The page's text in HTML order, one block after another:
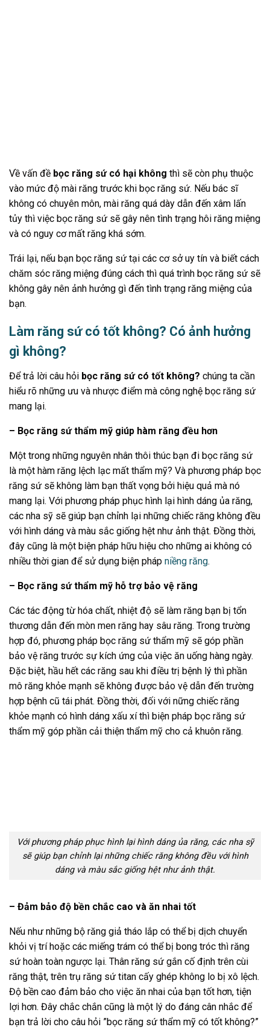
Về vấn đề bọc răng sứ có hại không thì sẽ còn phụ thuộc
vào mức độ mài răng trước khi bọc răng sứ. Nếu bác sĩ
không có chuyên môn, mài răng quá dày dẫn đến xâm lấn
tủy thì việc bọc răng sứ sẽ gây nên tình trạng hôi răng miệng
và có nguy cơ mất răng khá sớm.
Trái lại, nếu bạn bọc răng sứ tại các cơ sở uy tín và biết cách
chăm sóc răng miệng đúng cách thì quá trình bọc răng sứ sẽ
không gây nên ảnh hưởng gì đến tình trạng răng miệng của
bạn.
Làm răng sứ có tốt không? Có ảnh hưởng
gì không?
Để trả lời câu hỏi bọc răng sứ có tốt không? chúng ta cần
hiểu rõ những ưu và nhược điểm mà công nghệ bọc răng sứ
mang lại.
– Bọc răng sứ thẩm mỹ giúp hàm răng đều hơn
Một trong những nguyên nhân thôi thúc bạn đi bọc răng sứ
là một hàm răng lệch lạc mất thẩm mỹ? Và phương pháp bọc
răng sứ sẽ không làm bạn thất vọng bởi hiệu quả mà nó
mang lại. Với phương pháp phục hình lại hình dáng ủa răng,
các nha sỹ sẽ giúp bạn chỉnh lại những chiếc răng không đều
với hình dáng và màu sắc giống hệt như ảnh thật. Đồng thời,
đây cũng là một biện pháp hữu hiệu cho những ai không có
nhiều thời gian để sử dụng biện pháp niềng răng.
– Bọc răng sứ thẩm mỹ hỗ trợ bảo vệ răng
Các tác động từ hóa chất, nhiệt độ sẽ làm răng bạn bị tổn
thương dẫn đến mòn men răng hay sâu răng. Trong trường
hợp đó, phương pháp bọc răng sứ thẩm mỹ sẽ góp phần
bảo vệ răng trước sự kích ứng của việc ăn uống hàng ngày.
Đặc biệt, hầu hết các răng sau khi điều trị bệnh lý thì phần
mô răng khỏe mạnh sẽ không được bảo vệ dẫn đến trường
hợp bệnh cũ tái phát. Đồng thời, đối với nững chiếc răng
khỏe mạnh có hình dáng xấu xí thì biện pháp bọc răng sứ
thẩm mỹ góp phần cải thiện thẩm mỹ cho cả khuôn răng.
Với phương pháp phục hình lại hình dáng ủa răng, các nha sỹ
sẽ giúp bạn chỉnh lại những chiếc răng không đều với hình
dáng và màu sắc giống hệt như ảnh thật.
– Đảm bảo độ bền chắc cao và ăn nhai tốt
Nếu như những bộ răng giả tháo lắp có thể bị dịch chuyển
khỏi vị trí hoặc các miếng trám có thể bị bong tróc thì răng
sứ hoàn toàn ngược lại. Thân răng sứ gắn cố định trên cùi
răng thật, trên trụ răng sứ titan cấy ghép không lo bị xô lệch.
Độ bền cao đảm bảo cho việc ăn nhai của bạn tốt hơn, tiện
lợi hơn. Đây chắc chắn cũng là một lý do đáng cân nhắc để
bạn trả lời cho câu hỏi ”bọc răng sứ thẩm mỹ có tốt không?”